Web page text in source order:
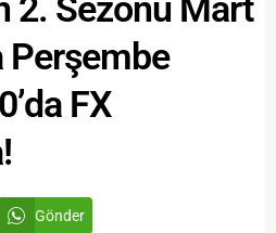
2. Sezonu Mart
Perşembe
FX
Gönder